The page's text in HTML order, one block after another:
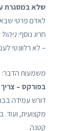
שלא במסגרת
לאדם פרטי
חריג נוסף:
– לא רלוונטי
משמעות הדבר:
בפורקס – צריך
דורש עמידה
מקצועית, ועוד.
קטנה.